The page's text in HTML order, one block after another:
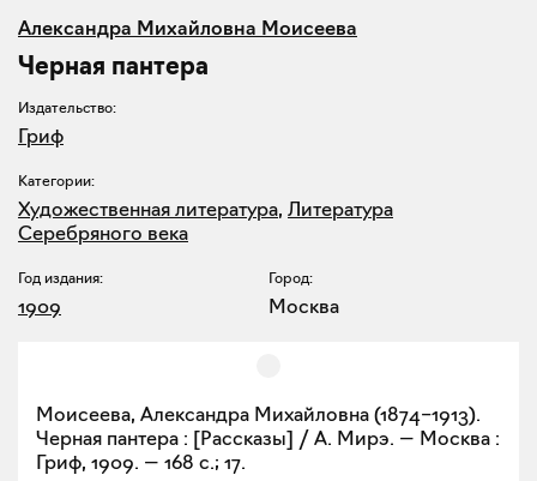
Александра Михайловна Моисеева
Черная пантера
Издательство:
Гриф
Категории:
Художественная литература, Литература
Серебряного века
Год издания:
1909
Город:
Москва
Моисеева, Александра Михайловна (1874–1913).
Черная пантера : [Рассказы] / А. Мирэ. — Москва :
Гриф, 1909. — 168 с.; 17.